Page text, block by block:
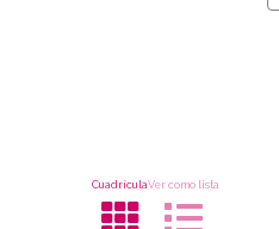
CuadrículaVer como lista